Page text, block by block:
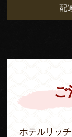
配
ご
ホテルリッ